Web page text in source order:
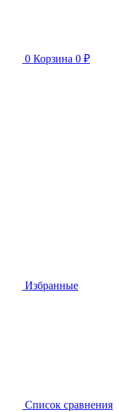
0 Корзина 0 ₽
Избранные
Список сравнения